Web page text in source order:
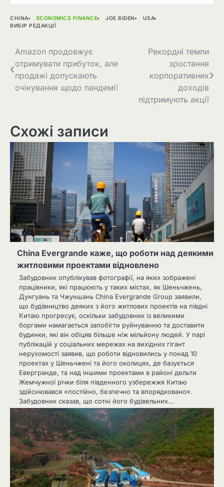
CHINA ECONOMICS FINANCE JOE BIDEN
USA
ВИБІР РЕДАКЦІЇ
Навігація
записів
Amazon продовжує
отримувати прибуток, але
продажі допускають
очікування щодо пандемії
Рекордні темпи
зростання
корпоративних
доходів
підтримують акції
Схожі записи
China Evergrande каже, що роботи над деякими
житловими проектами відновлено
Забудовник опублікував фотографії, на яких зображені
працівники, які працюють у таких містах, як Шеньчжень,
Дунгуань та Чжуншань China Evergrande Group заявили,
що будівництво деяких з його житлових проектів на півдні
Китаю прогресує, оскільки забудовник із великими
боргами намагається запобігти руйнуванню та доставити
будинки, які він обіцяв більше ніж мільйону людей. У парі
публікацій у соціальних мережах на вихідних гігант
нерухомості заявив, що роботи відновились у понад 10
проектах у Шеньчжені та його околицях, де базується
Евергранде, та над іншими проектами в районі дельти
Жемчужної річки біля південного узбережжя Китаю
здійснювався «постійно, безпечно та впорядковано».
Забудовник сказав, що сотні його будівельних…